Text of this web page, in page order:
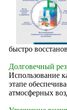
быстро
Долговечный
Использование
этапе
атмосферных